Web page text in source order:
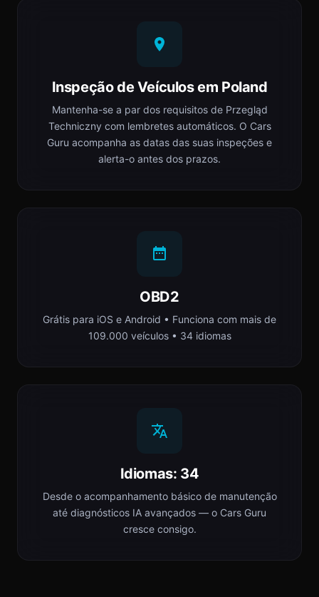
Inspeção de Veículos em Poland
Mantenha-se a par dos requisitos de Przegląd
Techniczny com lembretes automáticos. O Cars
Guru acompanha as datas das suas inspeções e
alerta-o antes dos prazos.
OBD2
Grátis para iOS e Android • Funciona com mais de
109.000 veículos • 34 idiomas
Idiomas: 34
Desde o acompanhamento básico de manutenção
até diagnósticos IA avançados — o Cars Guru
cresce consigo.